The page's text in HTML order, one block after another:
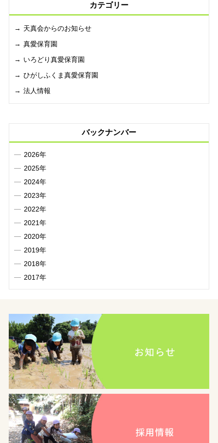
カテゴリー
天真会からのお知らせ
真愛保育園
いろどり真愛保育園
ひがしふくま真愛保育園
法人情報
バックナンバー
2026年
2025年
2024年
2023年
2022年
2021年
2020年
2019年
2018年
2017年